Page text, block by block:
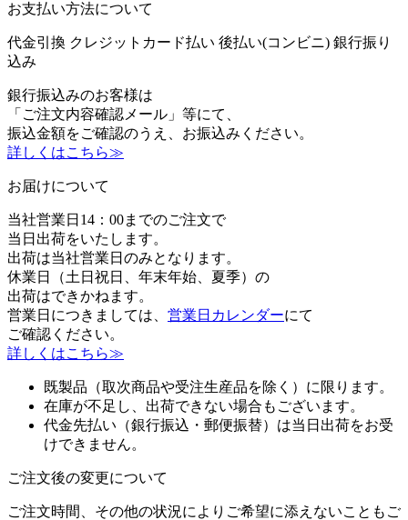
お支払い方法について
代金引換 クレジットカード払い 後払い(コンビニ) 銀行振り
込み
銀行振込みのお客様は
「ご注文内容確認メール」等にて、
振込金額をご確認のうえ、お振込みください。
詳しくはこちら≫
お届けについて
当社営業日14：00までのご注文で
当日出荷をいたします。
出荷は当社営業日のみとなります。
休業日（土日祝日、年末年始、夏季）の
出荷はできかねます。
営業日につきましては、 営業日カレンダーにて
ご確認ください。
詳しくはこちら≫
既製品（取次商品や受注生産品を除く）に限ります。
在庫が不足し、出荷できない場合もございます。
代金先払い（銀行振込・郵便振替）は当日出荷をお受
けできません。
ご注文後の変更について
ご注文時間、その他の状況によりご希望に添えないこともご